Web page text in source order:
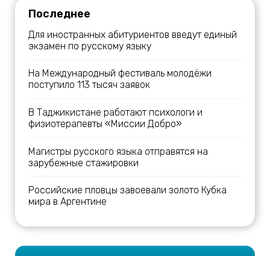
Последнее
Для иностранных абитуриентов введут единый
экзамен по русскому языку
На Международный фестиваль молодёжи
поступило 113 тысяч заявок
В Таджикистане работают психологи и
физиотерапевты «Миссии Добро»
Магистры русского языка отправятся на
зарубежные стажировки
Российские пловцы завоевали золото Кубка
мира в Аргентине